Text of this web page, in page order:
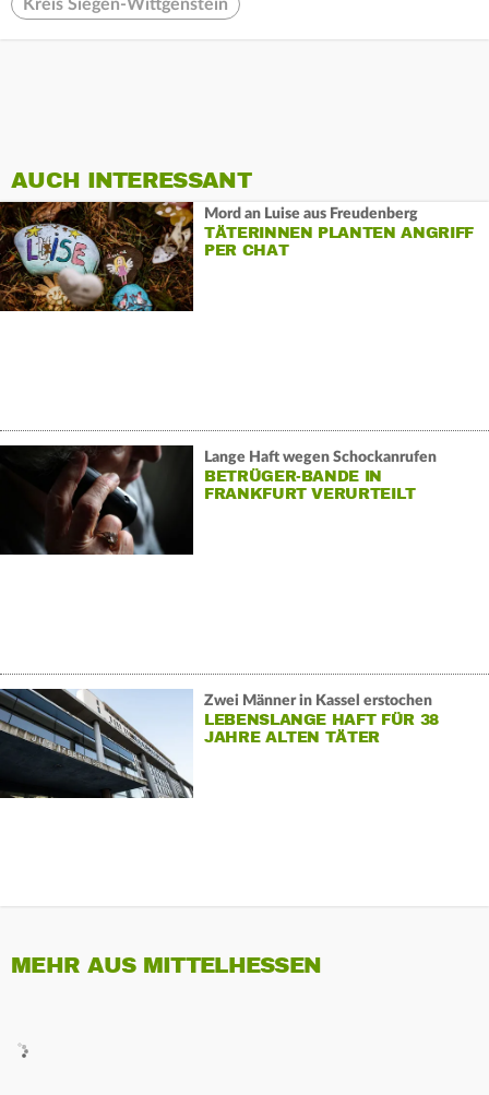
Kreis Siegen-Wittgenstein
AUCH INTERESSANT
Mord an Luise aus Freudenberg
TÄTERINNEN PLANTEN ANGRIFF
PER CHAT
Lange Haft wegen Schockanrufen
BETRÜGER-BANDE IN
FRANKFURT VERURTEILT
Zwei Männer in Kassel erstochen
LEBENSLANGE HAFT FÜR 38
JAHRE ALTEN TÄTER
MEHR AUS MITTELHESSEN